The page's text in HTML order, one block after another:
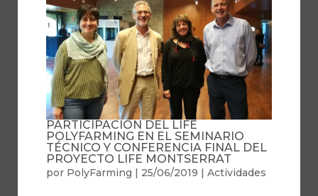
PARTICIPACIÓN DEL LIFE
POLYFARMING EN EL SEMINARIO
TÉCNICO Y CONFERENCIA FINAL DEL
PROYECTO LIFE MONTSERRAT
por PolyFarming | 25/06/2019 | Actividades